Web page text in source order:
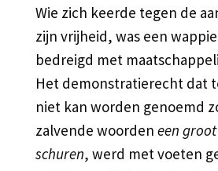
Wie zich keerde tegen de
zijn vrijheid, was een
bedreigd met
Het demonstratierecht dat
niet kan worden genoemd
zalvende woorden een
schuren, werd met voeten